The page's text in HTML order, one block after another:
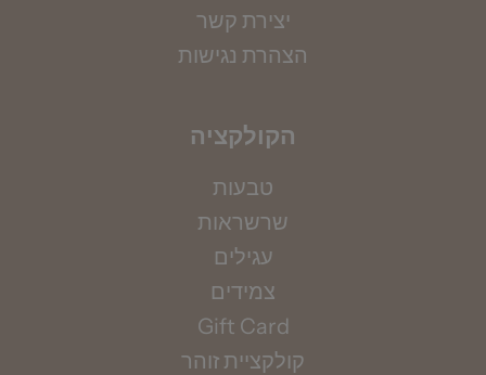
יצירת קשר
הצהרת נגישות
הקולקציה
טבעות
שרשראות
עגילים
צמידים
Gift Card
קולקציית זוהר